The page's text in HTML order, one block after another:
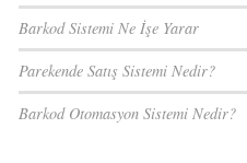
Barkod Sistemi Ne İşe Yarar
Parekende Satış Sistemi Nedir?
Barkod Otomasyon Sistemi Nedir?